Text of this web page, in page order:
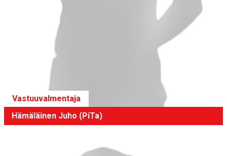
Vastuuvalmentaja
Hämäläinen Juho (PiTa)